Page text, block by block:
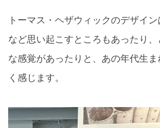
トーマス・ヘザウィックのデザイ
など思い起こすところもあったり
な感覚があったりと、あの年代生
く感じます。